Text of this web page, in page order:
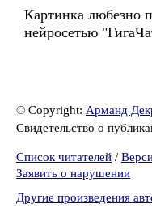
Картинка любезно
нейросетью
© Copyright: Арманд
Свидетельство о
Список читателей /
Заявить о нарушении
Другие произведения